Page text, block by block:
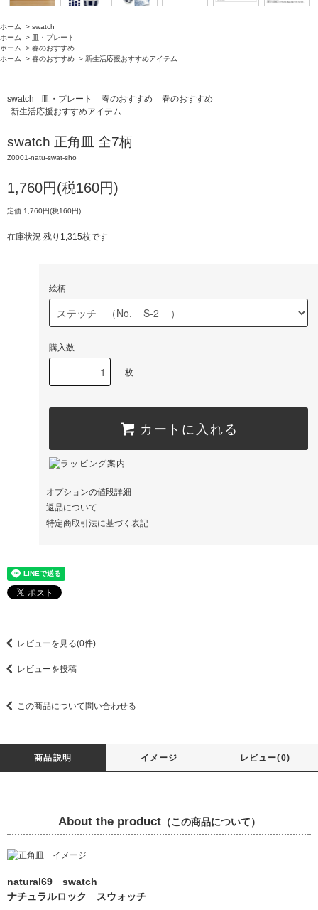
ホーム > swatch
ホーム
> 皿・プレート
ホーム
> 春のおすすめ
ホーム
> 春のおすすめ > 新生活応援おすすめアイテム
swatch 皿・プレート 春のおすすめ
春のおすすめ
新生活応援おすすめアイテム
swatch 正角皿 全7柄
Z0001-natu-swat-sho
1,760円(税160円)
定価 1,760円(税160円)
在庫状況 残り1,315枚です
絵柄
購入数
枚
カートに入れる
オプションの値段詳細
返品について
特定商取引法に基づく表記
レビューを見る(0件)
レビューを投稿
この商品について問い合わせる
商品説明 イメージ レビュー(0)
About the product（この商品について）
natural69 swatch
ナチュラルロック スウォッチ